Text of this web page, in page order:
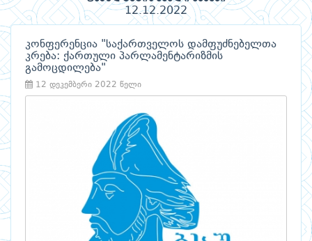
12.12.2022
კონფერენცია "საქართველოს დამფუძნებელთა
კრება: ქართული პარლამენტარიზმის
გამოცდილება"
12 დეკემბერი 2022 წელი